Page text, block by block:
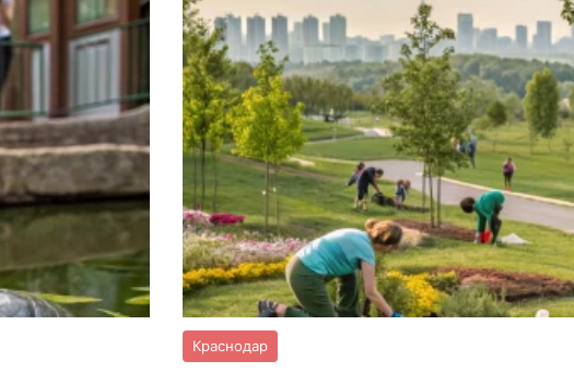
Краснодар